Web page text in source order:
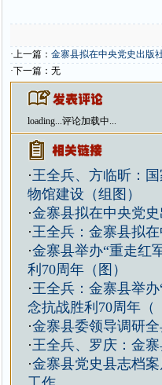
·上一篇： 金寨县拟在中央党史出版
·下一篇：无
loading...评论加载中...
·王全兵、方临昕：
物馆建设（组图）
·金寨县拟在中央党史
·王全兵：金寨县拟
·金寨县举办“重走红
利70周年（图）
·王全兵：金寨县举
念抗战胜利70周年（
·金寨县委领导调研
·王全兵、罗庆：金
·金寨县党史县志档